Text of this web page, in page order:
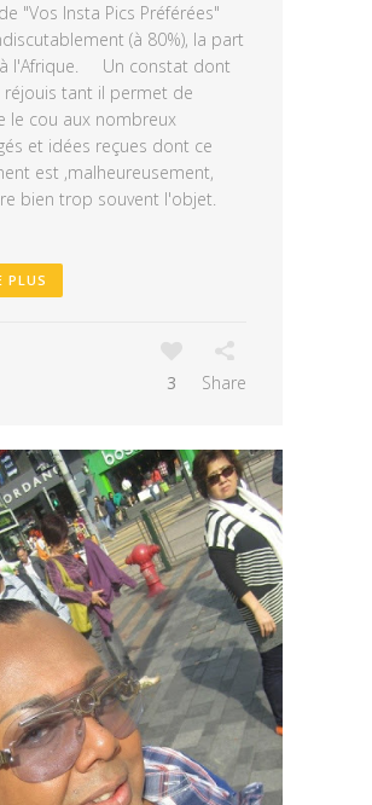
"Vos Insta Pics Préférées"
(à 80%), la part
l'Afrique. Un constat dont
réjouis tant il permet de
le cou aux nombreux
et idées reçues dont ce
est ,malheureusement,
bien trop souvent l'objet.
PLUS
3 Share